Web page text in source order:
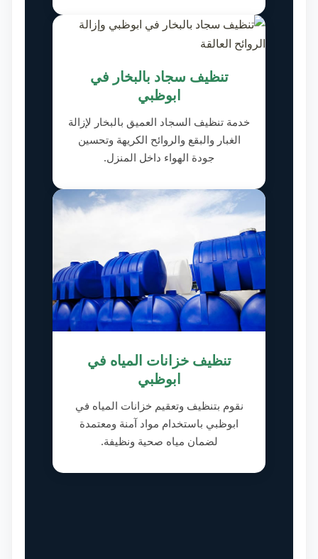
تنظيف سجاد بالبخار في
ابوظبي
خدمة تنظيف السجاد العميق بالبخار لإزالة
الغبار والبقع والروائح الكريهة وتحسين
جودة الهواء داخل المنزل.
تنظيف خزانات المياه في
ابوظبي
نقوم بتنظيف وتعقيم خزانات المياه في
ابوظبي باستخدام مواد آمنة ومعتمدة
لضمان مياه صحية ونظيفة.